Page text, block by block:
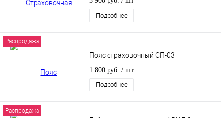
Подробнее
Распродажа
Пояс страховочный СП-03
1 800 руб. / шт
Подробнее
Распродажа